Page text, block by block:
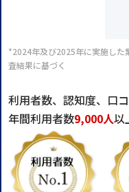
*2024年及び2025年に実施した
査結果に基づく
利用者数、認知度、口
年間利用者数9,000人以